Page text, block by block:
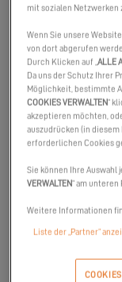
mit sozialen Netzwerken
Wenn Sie unsere
von dort abgerufen
Durch Klicken auf „ALLE
Da uns der Schutz Ihrer
Möglichkeit, bestimmte
COOKIES VERWALTEN“
akzeptieren möchten,
auszudrücken (in
erforderlichen Cookies
Sie können Ihre Auswahl
VERWALTEN“ am
Weitere Informationen
Liste der „Partner“